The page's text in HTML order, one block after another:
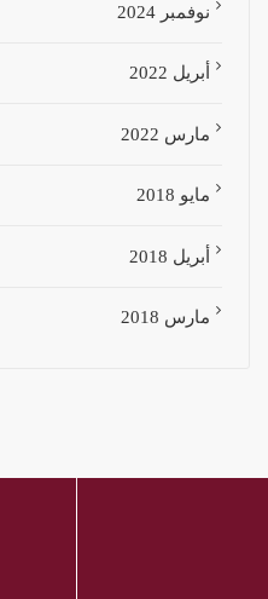
نوفمبر 2024
أبريل 2022
مارس 2022
مايو 2018
أبريل 2018
مارس 2018